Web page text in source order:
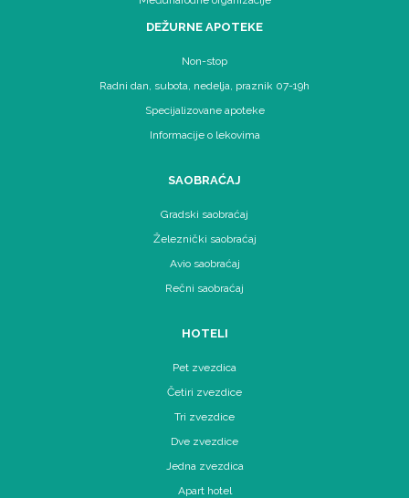
DEŽURNE APOTEKE
Non-stop
Radni dan, subota, nedelja, praznik 07-19h
Specijalizovane apoteke
Informacije o lekovima
SAOBRAĆAJ
Gradski saobraćaj
Železnički saobraćaj
Avio saobraćaj
Rečni saobraćaj
HOTELI
Pet zvezdica
Četiri zvezdice
Tri zvezdice
Dve zvezdice
Jedna zvezdica
Apart hotel